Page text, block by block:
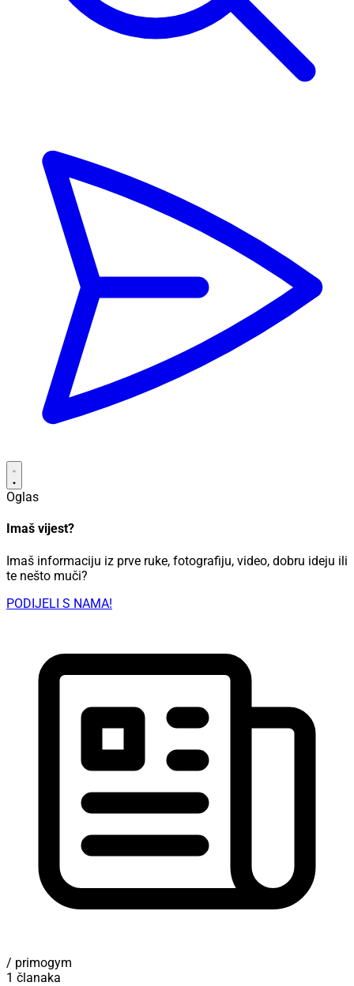
Oglas
Imaš vijest?
Imaš informaciju iz prve ruke, fotografiju, video, dobru ideju ili
te nešto muči?
PODIJELI S NAMA!
/ primogym
1 članaka